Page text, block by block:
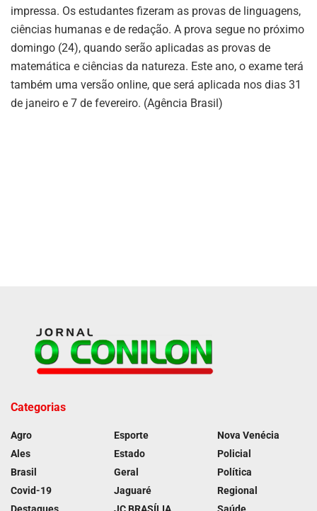
impressa. Os estudantes fizeram as provas de linguagens,
ciências humanas e de redação. A prova segue no próximo
domingo (24), quando serão aplicadas as provas de
matemática e ciências da natureza. Este ano, o exame terá
também uma versão online, que será aplicada nos dias 31
de janeiro e 7 de fevereiro. (Agência Brasil)
Categorias
Agro
Ales
Brasil
Covid-19
Esporte
Estado
Geral
Jaguaré
Nova Venécia
Policial
Política
Regional